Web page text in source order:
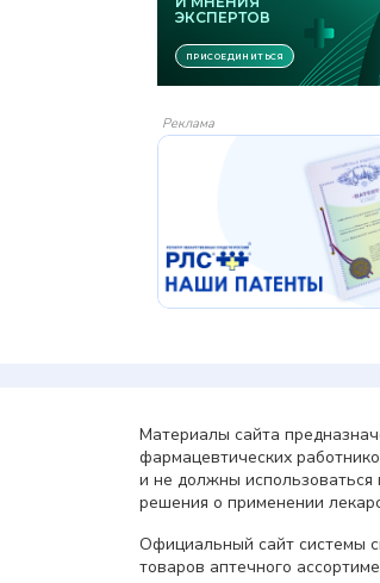
Реклама
Материалы сайта
фармацевтических
и не должны использоваться
решения о применении
Официальный сайт системы
товаров аптечного